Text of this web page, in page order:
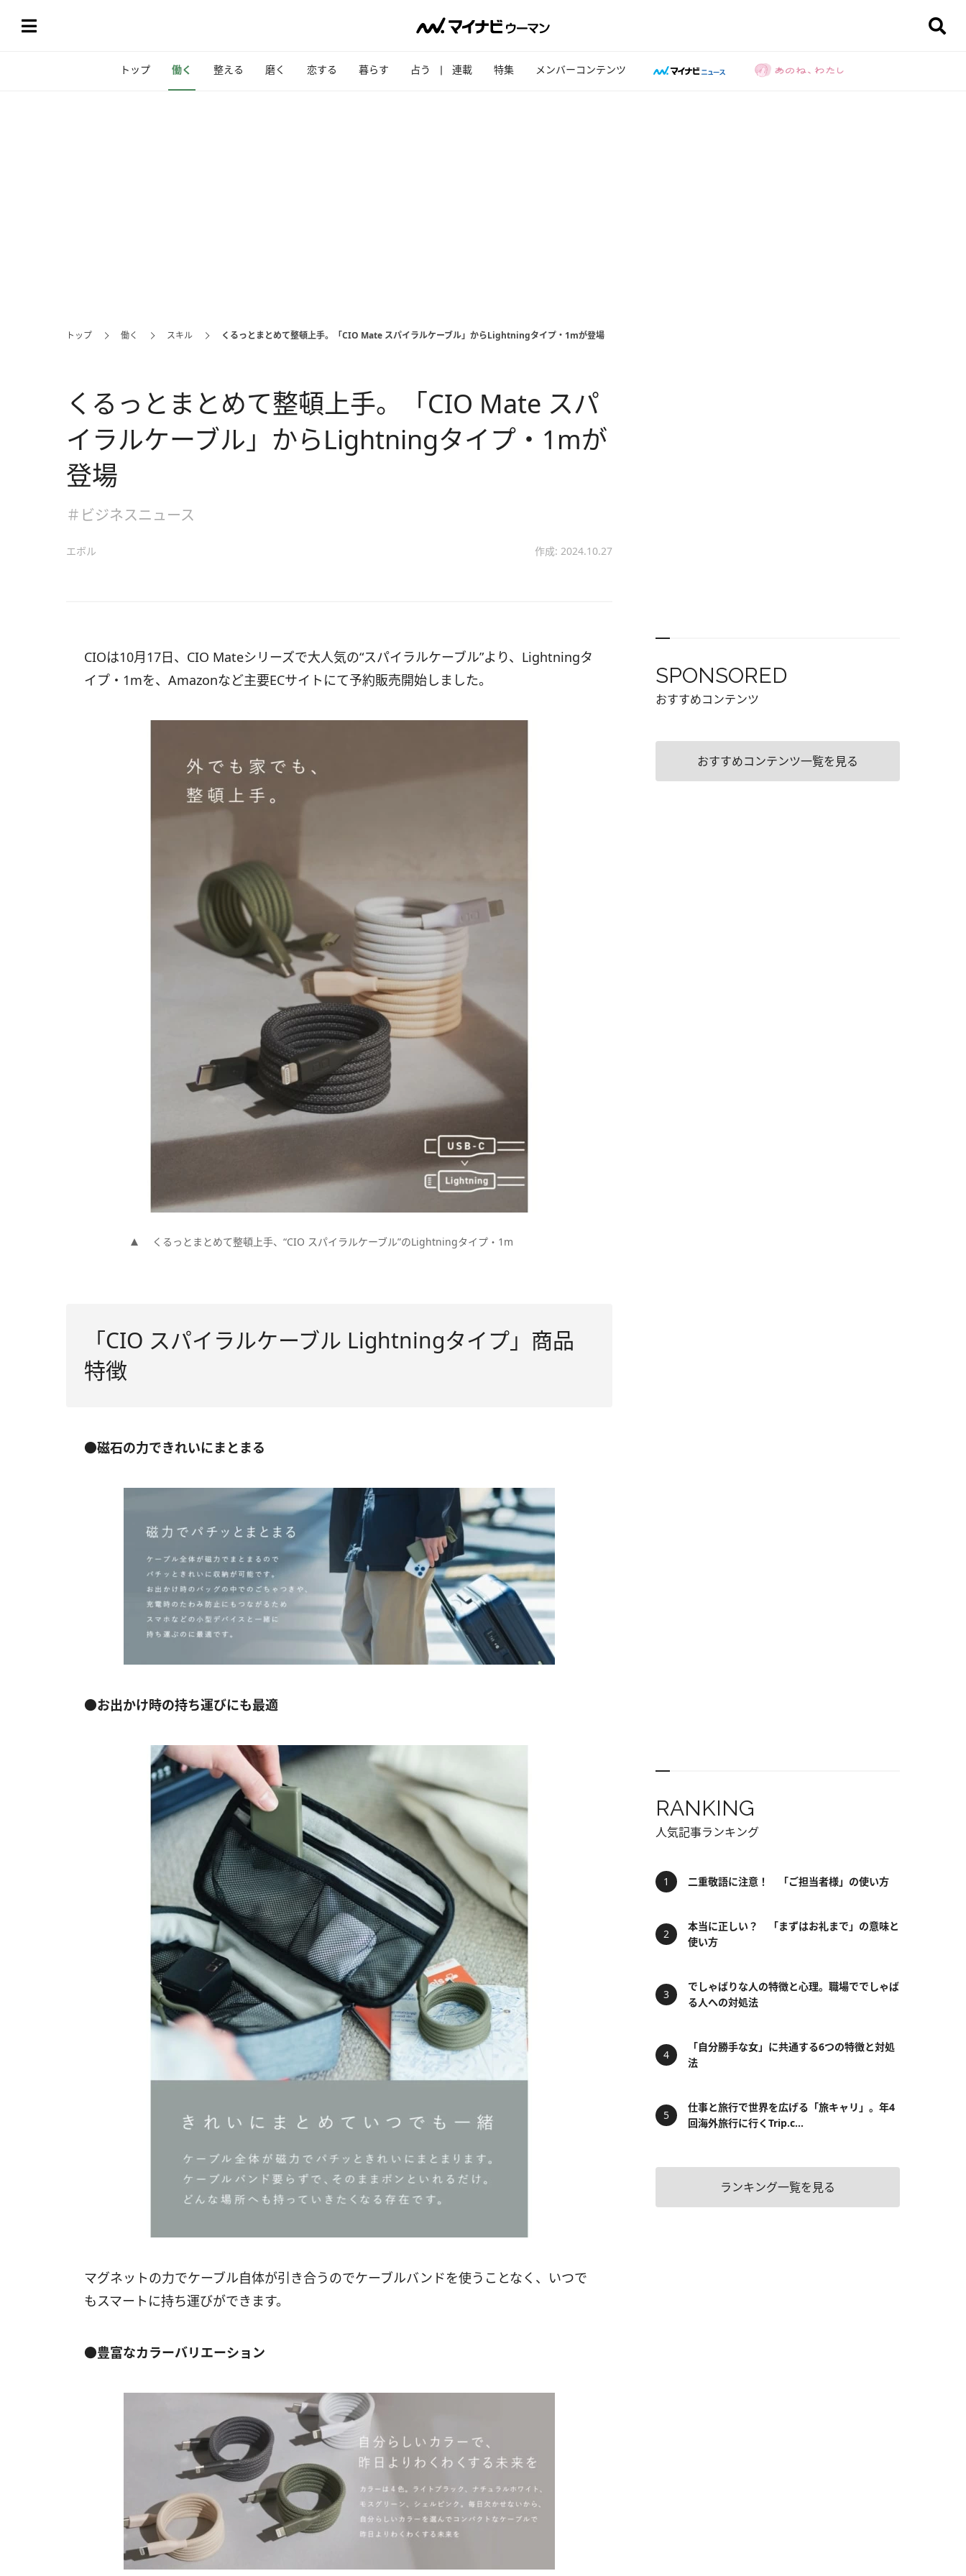
トップ 働く 整える 磨く 恋する 暮らす 占う 連載 特集 メンバーコンテンツ
トップ 働く スキル くるっとまとめて整頓上手。「CIO Mate スパイラルケーブル」からLightningタイプ・1mが登場
くるっとまとめて整頓上手。「CIO Mate スパ
イラルケーブル」からLightningタイプ・1mが
登場
＃ビジネスニュース
エボル 作成: 2024.10.27
CIOは10月17日、CIO Mateシリーズで大人気の“スパイラルケーブル”より、Lightningタ
イプ・1mを、Amazonなど主要ECサイトにて予約販売開始しました。
くるっとまとめて整頓上手、“CIO スパイラルケーブル”のLightningタイプ・1m
「CIO スパイラルケーブル Lightningタイプ」商品
特徴
●磁石の力できれいにまとまる
●お出かけ時の持ち運びにも最適
マグネットの力でケーブル自体が引き合うのでケーブルバンドを使うことなく、いつで
もスマートに持ち運びができます。
●豊富なカラーバリエーション
SPONSORED
おすすめコンテンツ
おすすめコンテンツ一覧を見る
RANKING
人気記事ランキング
二重敬語に注意！ 「ご担当者様」の使い方
本当に正しい？ 「まずはお礼まで」の意味と
使い方
でしゃばりな人の特徴と心理。職場ででしゃば
る人への対処法
「自分勝手な女」に共通する6つの特徴と対処
法
仕事と旅行で世界を広げる「旅キャリ」。年4
回海外旅行に行くTrip.c...
ランキング一覧を見る